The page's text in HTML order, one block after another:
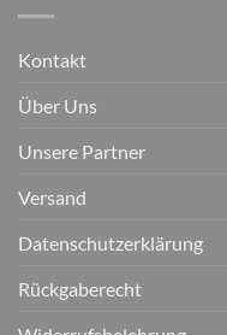
Kontakt
Über Uns
Unsere Partner
Versand
Datenschutzerklärung
Rückgaberecht